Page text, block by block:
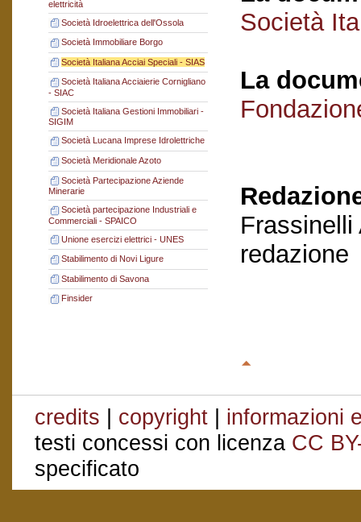
elettricità
Società Idroelettrica dell'Ossola
Società Immobiliare Borgo
Società Italiana Acciai Speciali - SIAS
Società Italiana Acciaierie Cornigliano
- SIAC
Società Italiana Gestioni Immobiliari -
SIGIM
Società Lucana Imprese Idrolettriche
Società Meridionale Azoto
Società Partecipazione Aziende
Minerarie
Società partecipazione Industriali e
Commerciali - SPAICO
Unione esercizi elettrici - UNES
Stabilimento di Novi Ligure
Stabilimento di Savona
Finsider
Società
La
Frassinelli
redazione
credits | copyright | informazioni
testi concessi con licenza CC
specificato